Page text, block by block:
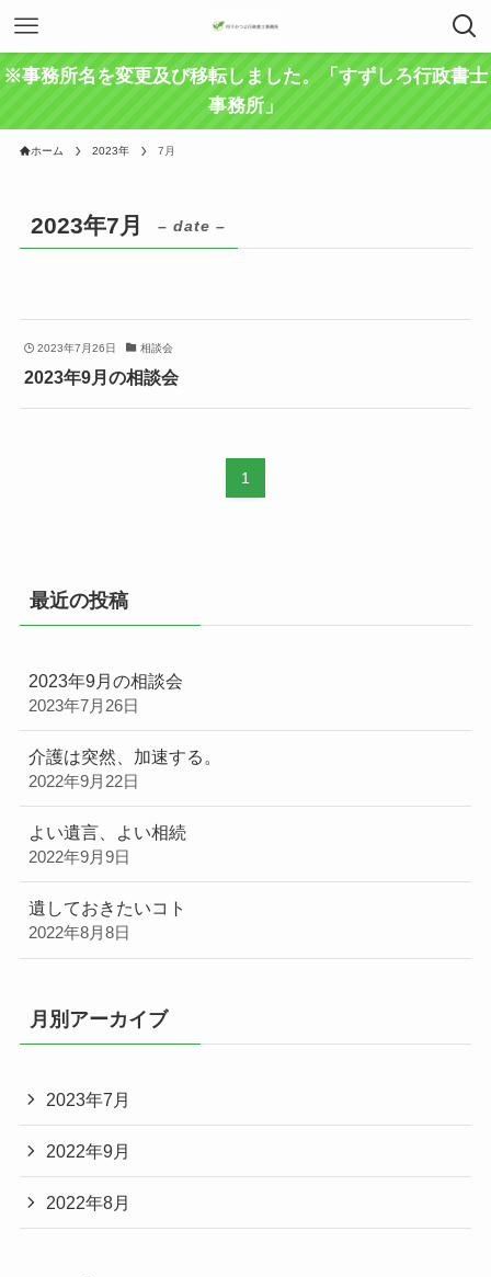
※事務所名を変更及び移転しました。「すずしろ行政書士
事務所」
ホーム 2023年 7月
2023年7月 – date –
2023年7月26日 相談会
2023年9月の相談会
1
最近の投稿
2023年9月の相談会
2023年7月26日
介護は突然、加速する。
2022年9月22日
よい遺言、よい相続
2022年9月9日
遺しておきたいコト
2022年8月8日
月別アーカイブ
2023年7月
2022年9月
2022年8月